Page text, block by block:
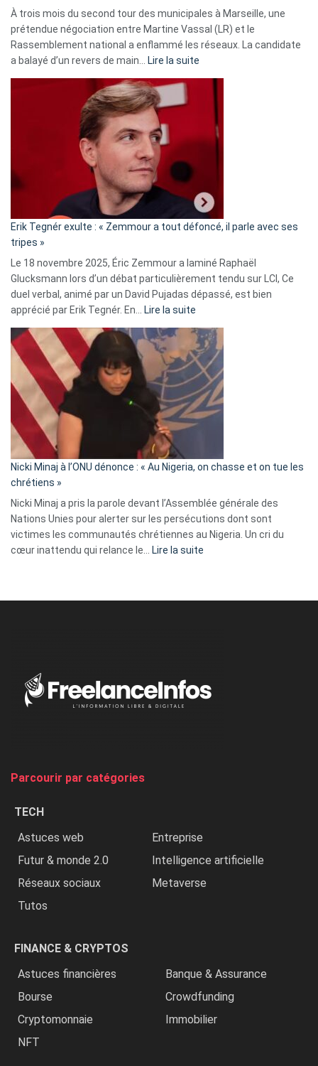
À trois mois du second tour des municipales à Marseille, une
prétendue négociation entre Martine Vassal (LR) et le
Rassemblement national a enflammé les réseaux. La candidate
a balayé d’un revers de main… Lire la suite
Martine
Vassal
d’alliance
secrète
«
C’est
fake
news
»
Erik Tegnér exulte : « Zemmour a tout défoncé, il parle avec ses
tripes »
Le 18 novembre 2025, Éric Zemmour a laminé Raphaël
Glucksmann lors d’un débat particulièrement tendu sur LCI, Ce
duel verbal, animé par un David Pujadas dépassé, est bien
apprécié par Erik Tegnér. En… Lire la suite
Erik
Tegnér
exulte
:
« Zemmour
a
tout
parle
ses
tripes »
Nicki Minaj à l’ONU dénonce : « Au Nigeria, on chasse et on tue les
chrétiens »
Nicki Minaj a pris la parole devant l’Assemblée générale des
Nations Unies pour alerter sur les persécutions dont sont
victimes les communautés chrétiennes au Nigeria. Un cri du
cœur inattendu qui relance le… Lire la suite
Nigeria,
Parcourir par catégories
TECH
Astuces web
Entreprise
Futur & monde 2.0
Intelligence artificielle
Réseaux sociaux
Metaverse
Tutos
FINANCE & CRYPTOS
Astuces financières
Banque & Assurance
Bourse
Crowdfunding
Cryptomonnaie
Immobilier
NFT